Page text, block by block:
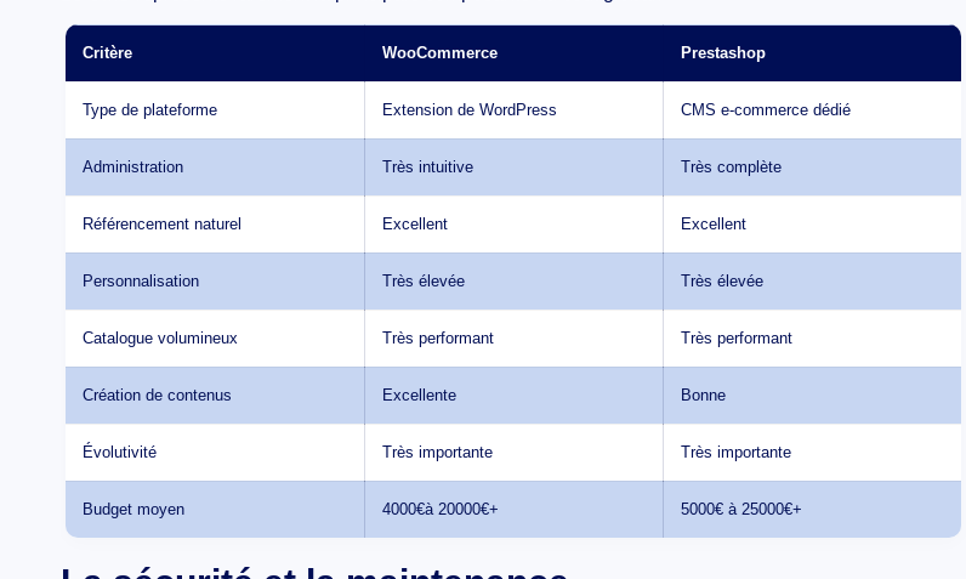
Critère WooCommerce Prestashop
Type de plateforme Extension de WordPress CMS e-commerce dédié
Administration Très intuitive Très complète
Référencement naturel Excellent Excellent
Personnalisation Très élevée Très élevée
Catalogue volumineux Très performant Très performant
Création de contenus Excellente Bonne
Évolutivité Très importante Très importante
Budget moyen 4000€à 20000€+ 5000€ à 25000€+